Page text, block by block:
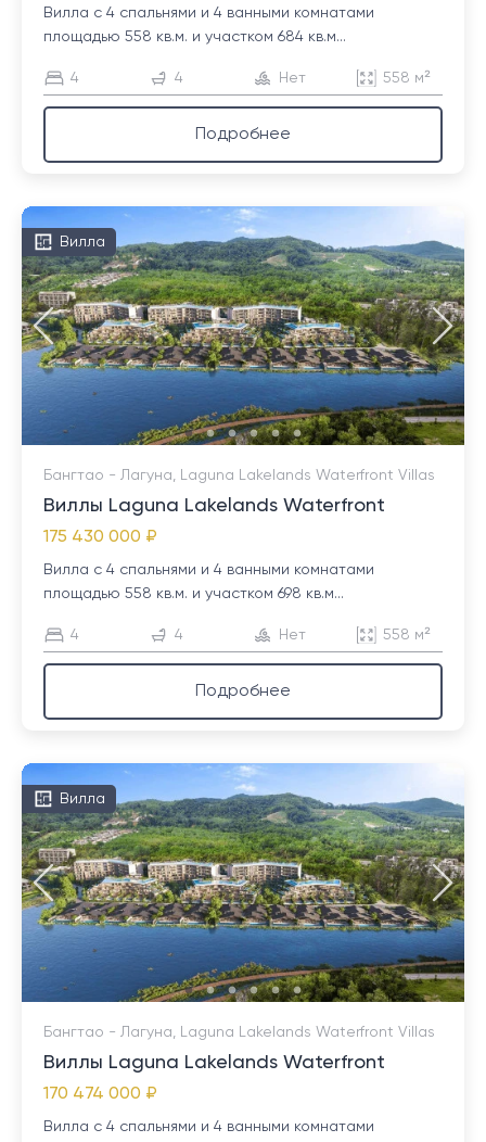
Вилла с 4 спальнями и 4 ванными комнатами
площадью 558 кв.м. и участком 684 кв.м...
4 4 Нет 558 м²
Подробнее
Вилла
Бангтао - Лагуна, Laguna Lakelands Waterfront Villas
Виллы Laguna Lakelands Waterfront
175 430 000 ₽
Вилла с 4 спальнями и 4 ванными комнатами
площадью 558 кв.м. и участком 698 кв.м...
4 4 Нет 558 м²
Подробнее
Вилла
Бангтао - Лагуна, Laguna Lakelands Waterfront Villas
Виллы Laguna Lakelands Waterfront
170 474 000 ₽
Вилла с 4 спальнями и 4 ванными комнатами